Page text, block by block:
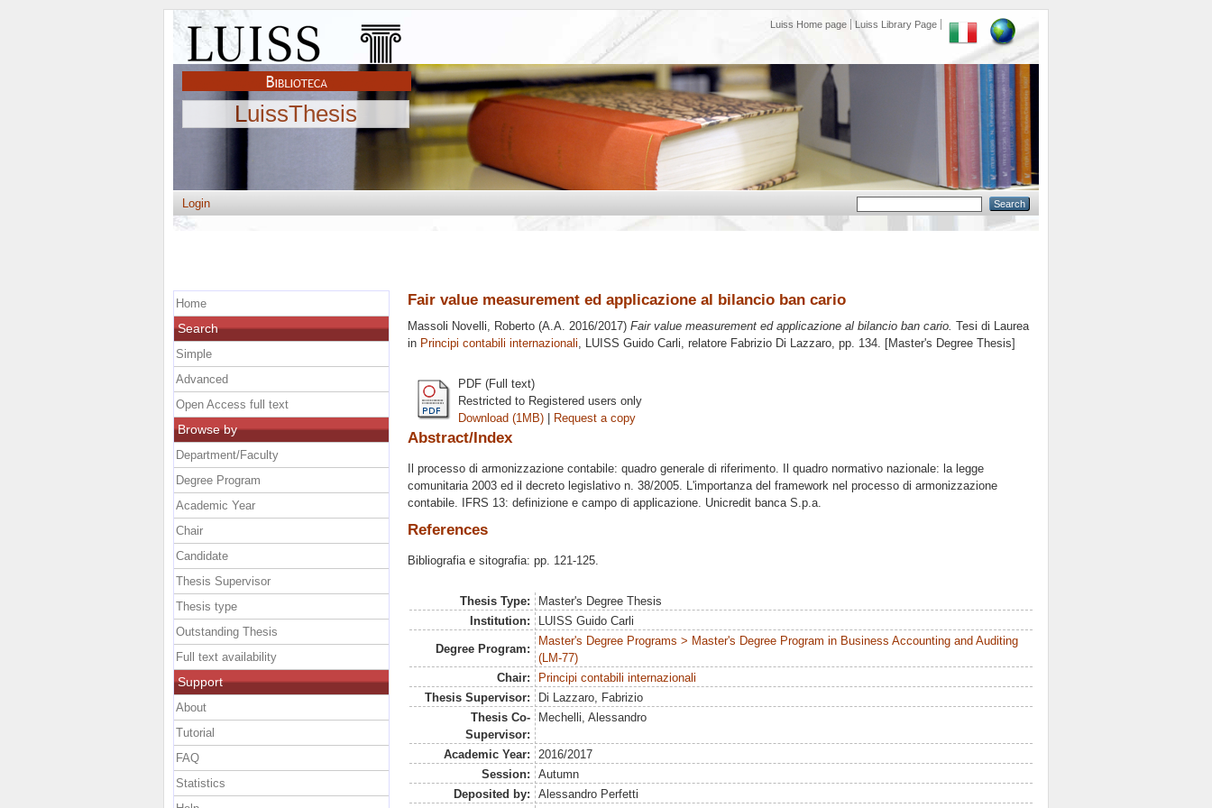
Luiss Home page Luiss Library Page
LuissThesis
Login
Fair value measurement ed applicazione al bilancio ban cario
Massoli Novelli, Roberto (A.A. 2016/2017) Fair value measurement ed applicazione al bilancio ban cario. Tesi di Laurea
in Principi contabili internazionali, LUISS Guido Carli, relatore Fabrizio Di Lazzaro, pp. 134. [Master's Degree Thesis]
PDF (Full text)
Restricted to Registered users only
Download (1MB) | Request a copy
Abstract/Index
Il processo di armonizzazione contabile: quadro generale di riferimento. Il quadro normativo nazionale: la legge
comunitaria 2003 ed il decreto legislativo n. 38/2005. L'importanza del framework nel processo di armonizzazione
contabile. IFRS 13: definizione e campo di applicazione. Unicredit banca S.p.a.
References
Bibliografia e sitografia: pp. 121-125.
Thesis Type:
Master's Degree Thesis
Institution:
LUISS Guido Carli
Degree Program:
Master's Degree Programs > Master's Degree Program in Business Accounting and Auditing
(LM-77)
Chair:
Principi contabili internazionali
Thesis Supervisor:
Di Lazzaro, Fabrizio
Thesis Co-
Supervisor:
Mechelli, Alessandro
Academic Year:
2016/2017
Session:
Autumn
Deposited by:
Alessandro Perfetti
Home
Search
Simple
Advanced
Open Access full text
Browse by
Department/Faculty
Degree Program
Academic Year
Chair
Candidate
Thesis Supervisor
Thesis type
Outstanding Thesis
Full text availability
Support
About
Tutorial
FAQ
Statistics